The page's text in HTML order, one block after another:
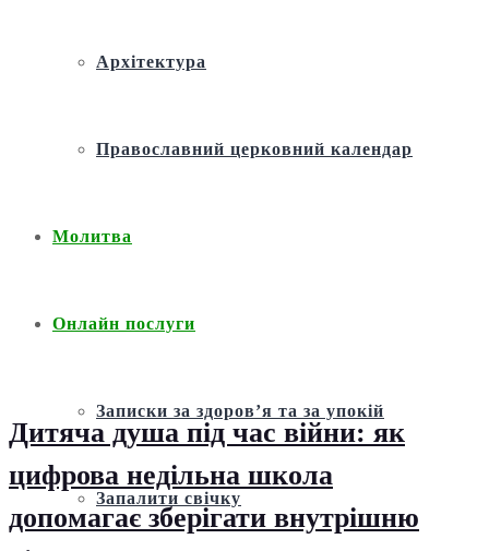
Архітектура
Православний церковний календар
Молитва
Онлайн послуги
Записки за здоров’я та за упокій
Запалити свічку
Дитяча душа під час війни: як
цифрова недільна школа
допомагає зберігати внутрішню